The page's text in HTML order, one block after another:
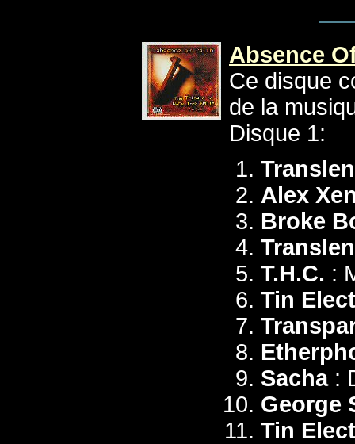
Absence
Ce disque
de la
Disque 1:
Alex
Broke
T.H.C. :
Tin
Sacha:
George
Tin